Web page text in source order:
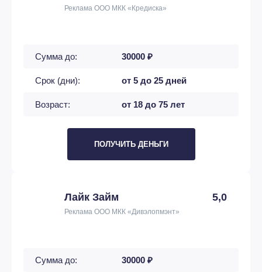
Реклама ООО МКК «Кредиска»
Сумма до: 30000 ₽
Срок (дни): от 5 до 25 дней
Возраст: от 18 до 75 лет
ПОЛУЧИТЬ ДЕНЬГИ
Лайк Займ 5,0
Реклама ООО МКК «Дивэлопмэнт»
Сумма до: 30000 ₽